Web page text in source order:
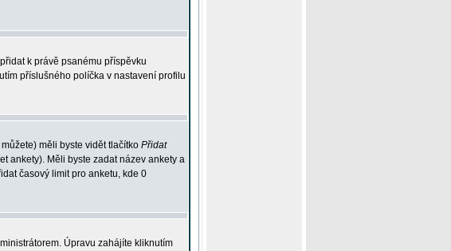
k právě psanému příspěvku
příslušného políčka v nastavení profilu
měli byste vidět tlačítko Přidat
ankety). Měli byste zadat název ankety a
časový limit pro anketu, kde 0
Úpravu zahájíte kliknutím